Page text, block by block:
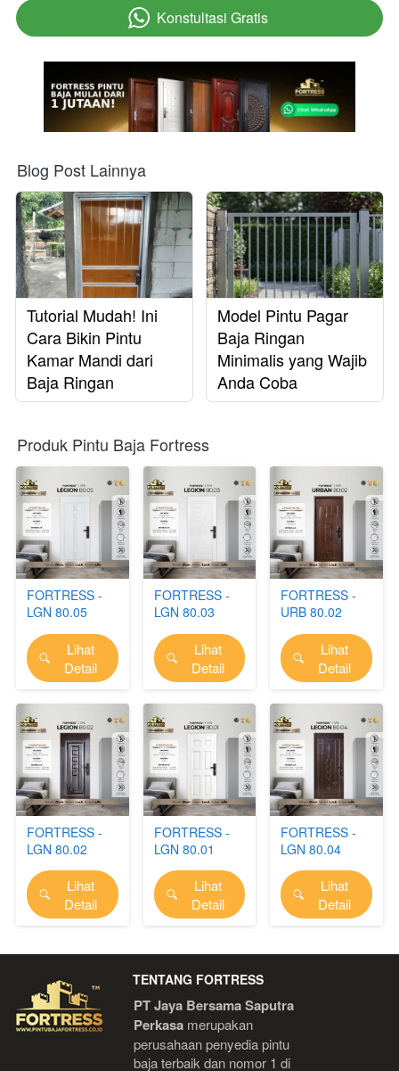
` Konstultasi Gratis
Blog Post Lainnya
Tutorial Mudah! Ini
Cara Bikin Pintu
Kamar Mandi dari
Baja Ringan
Model Pintu Pagar
Baja Ringan
Minimalis yang Wajib
Anda Coba
Produk Pintu Baja Fortress
FORTRESS -
LGN 80.05
`
Lihat
Detail
FORTRESS -
LGN 80.03
`
Lihat
Detail
FORTRESS -
URB 80.02
`
Lihat
Detail
FORTRESS -
LGN 80.02
`
Lihat
Detail
FORTRESS -
LGN 80.01
`
Lihat
Detail
FORTRESS -
LGN 80.04
`
Lihat
Detail
TENTANG FORTRESS
PT Jaya Bersama Saputra
Perkasa merupakan
perusahaan penyedia pintu
baja terbaik dan nomor 1 di